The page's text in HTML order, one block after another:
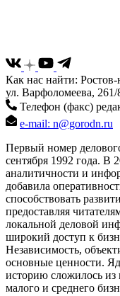
Как нас найти:
ул. Варфоломеева,
Телефон (факс)
e-mail: n@gorodn.ru
Первый номер
сентября 1992 года. В
аналитичности и
добавила
способствовать
предоставляя
локальной деловой
широкий доступ к
Независимость,
основные ценности.
историю сложилось из
малого и среднего